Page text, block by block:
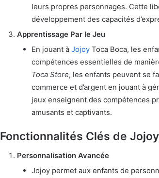
leurs propres personnages. Cette
développement des capacités
Apprentissage Par le Jeu
En jouant à Jojoy Toca Boca, les
compétences essentielles de
Toca Store, les enfants peuvent se
commerce et d’argent en jouant à
jeux enseignent des compétences
amusants et captivants.
Fonctionnalités Clés de
Personnalisation Avancée
Jojoy permet aux enfants de